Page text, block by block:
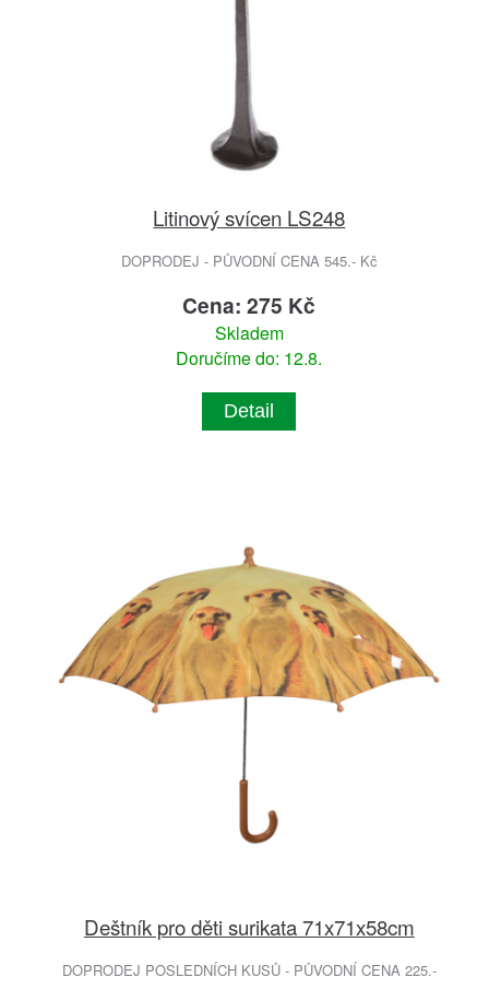
Litinový svícen LS248
DOPRODEJ - PŮVODNÍ CENA 545.- Kč
Cena: 275 Kč
Skladem
Doručíme do: 12.8.
Detail
Deštník pro děti surikata 71x71x58cm
DOPRODEJ POSLEDNÍCH KUSŮ - PŮVODNÍ CENA 225.-